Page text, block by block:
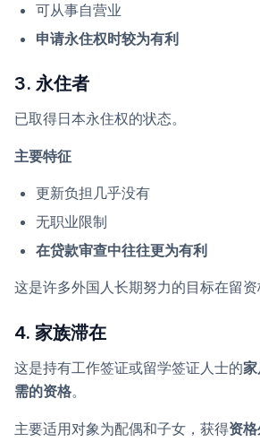
可从事自营业
申请永住权时较为有利
3. 永住者
已取得日本永住权的状态。
主要特征
更新负担几乎没有
无职业限制
在贷款审查中往往更为有利
这是许多外国人长期努力的目标在留资
4. 家族滞在
这是持有工作签证或留学签证人士的
需的资格。
主要适用对象为配偶和子女，获得资